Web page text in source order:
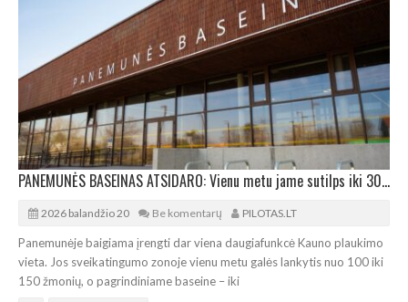
PANEMUNĖS BASEINAS ATSIDARO: Vienu metu jame sutilps iki 300 žmonių
2026 balandžio 20 Be komentarų PILOTAS.LT
Panemunėje baigiama įrengti dar viena daugiafunkcė Kauno plaukimo
vieta. Jos sveikatingumo zonoje vienu metu galės lankytis nuo 100 iki
150 žmonių, o pagrindiniame baseine – iki